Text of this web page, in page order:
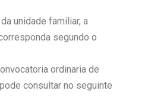
unidade familiar, a
segundo o
ordinaria de
consultar no seguinte